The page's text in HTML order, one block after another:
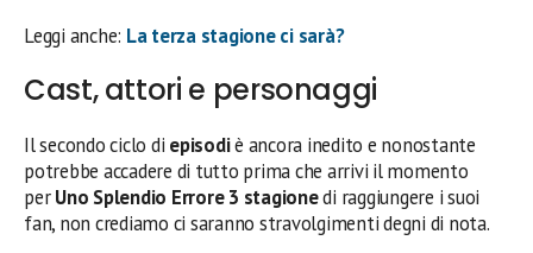
Leggi anche: La terza stagione ci sarà?
Cast, attori e personaggi
Il secondo ciclo di episodiè ancora inedito e nonostante
potrebbe accadere di tutto prima che arrivi il momento
perUno Splendio Errore 3 stagionedi raggiungere i suoi
fan, non crediamo ci saranno stravolgimenti degni di nota.